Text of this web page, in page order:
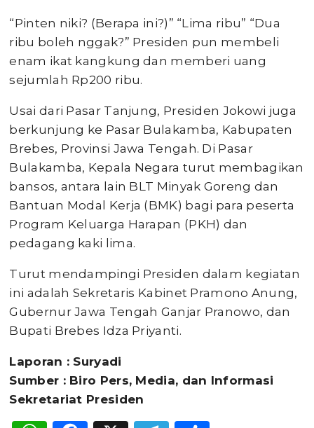
“Pinten niki? (Berapa ini?)” “Lima ribu” “Dua
ribu boleh nggak?” Presiden pun membeli
enam ikat kangkung dan memberi uang
sejumlah Rp200 ribu.
Usai dari Pasar Tanjung, Presiden Jokowi juga
berkunjung ke Pasar Bulakamba, Kabupaten
Brebes, Provinsi Jawa Tengah. Di Pasar
Bulakamba, Kepala Negara turut membagikan
bansos, antara lain BLT Minyak Goreng dan
Bantuan Modal Kerja (BMK) bagi para peserta
Program Keluarga Harapan (PKH) dan
pedagang kaki lima.
Turut mendampingi Presiden dalam kegiatan
ini adalah Sekretaris Kabinet Pramono Anung,
Gubernur Jawa Tengah Ganjar Pranowo, dan
Bupati Brebes Idza Priyanti.
Laporan : Suryadi
Sumber : Biro Pers, Media, dan Informasi
Sekretariat Presiden